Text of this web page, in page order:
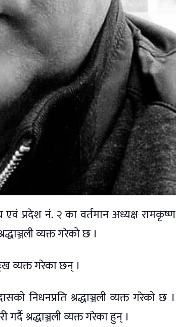
प्रदेश नं. २ का वर्तमान अध्यक्ष रामकृष्ण
व्यक्त गरेको छ ।
व्यक्त गरेका छन् ।
निधनप्रति श्रद्धाञ्जली व्यक्त गरेको छ ।
श्रद्धाञ्जली व्यक्त गरेका हुन् ।